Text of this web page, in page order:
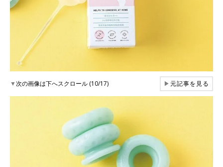
▼次の画像は下へスクロール (10/17) ▶元記事を見る